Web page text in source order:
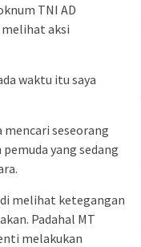
TNI AD
melihat aksi
waktu itu saya
mencari seseorang
yang sedang
melihat ketegangan
Padahal MT
melakukan